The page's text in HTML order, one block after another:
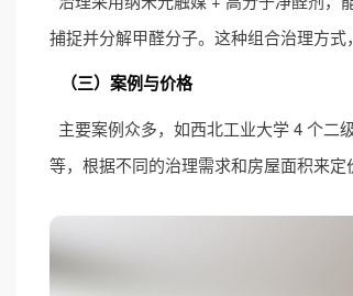
捕捉并分解甲醛分子。这种组合治理方式
（三）案例与价格
主要案例众多，如西北工业大学 4 个二
等，根据不同的治理需求和房屋面积来